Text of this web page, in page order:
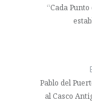
entradas
“Cada
Pablo del
al Casco